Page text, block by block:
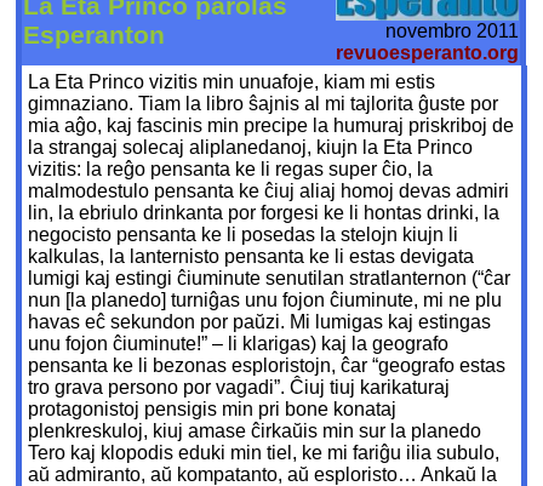
La Eta Princo parolas
Esperanton
novembro 2011
revuoesperanto.org
La Eta Princo vizitis min unuafoje, kiam mi estis
gimnaziano. Tiam la libro ŝajnis al mi tajlorita ĝuste por
mia aĝo, kaj fascinis min precipe la humuraj priskriboj de
la strangaj solecaj aliplanedanoj, kiujn la Eta Princo
vizitis: la reĝo pensanta ke li regas super ĉio, la
malmodestulo pensanta ke ĉiuj aliaj homoj devas admiri
lin, la ebriulo drinkanta por forgesi ke li hontas drinki, la
negocisto pensanta ke li posedas la stelojn kiujn li
kalkulas, la lanternisto pensanta ke li estas devigata
lumigi kaj estingi ĉiuminute senutilan stratlanternon (“ĉar
nun [la planedo] turniĝas unu fojon ĉiuminute, mi ne plu
havas eĉ sekundon por paŭzi. Mi lumigas kaj estingas
unu fojon ĉiuminute!” – li klarigas) kaj la geografo
pensanta ke li bezonas esploristojn, ĉar “geografo estas
tro grava persono por vagadi”. Ĉiuj tiuj karikaturaj
protagonistoj pensigis min pri bone konataj
plenkreskuloj, kiuj amase ĉirkaŭis min sur la planedo
Tero kaj klopodis eduki min tiel, ke mi fariĝu ilia subulo,
aŭ admiranto, aŭ kompatanto, aŭ esploristo… Ankaŭ la